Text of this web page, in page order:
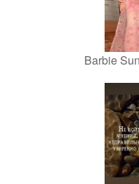
Barbie